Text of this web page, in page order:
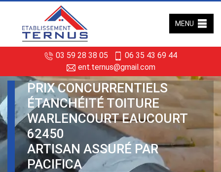
03 59 28 38 05
06 35 43 69 44
ent.ternus@gmail.com
MENU
PRIX CONCURRENTIELS
ÉTANCHÉITÉ TOITURE
WARLENCOURT EAUCOURT
62450
ARTISAN ASSURÉ PAR
PACIFICA